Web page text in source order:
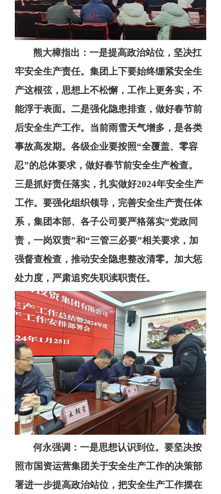
熊大樟指出：一是提高政治站位，坚决扛
牢安全生产责任。集团上下要始终绷紧安全生
产这根弦，思想上不松懈，工作上更务实，不
能浮于表面。二是强化隐患排查，做好春节前
后安全生产工作。 当前雨雪天气增多，是各类
事故高发期。各级企业要按照“全覆盖、零容
忍”的总体要求，做好春节前安全生产检查。
三是抓好责任落实，扎实做好2024年安全生产
工作。要强化组织领导，完善安全生产责任体
系，集团本部、各子公司要严格落实“党政同
责，一岗双责”和“三管三必要”相关要求 ， 加
强督查检查 ，推动安全隐患整改清零。 加大惩
处力度 ， 严肃追究失职渎职责任。
何永强调：一是思想认识到位。要坚决按
照市国资运营集团关于安全生产工作的决策部
署进一步提高政治站位 ，把安全生产工作摆在